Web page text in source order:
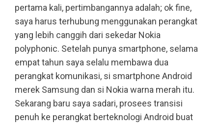
pertama kali, pertimbangannya adalah; ok fine,
saya harus terhubung menggunakan perangkat
yang lebih canggih dari sekedar Nokia
polyphonic. Setelah punya smartphone, selama
empat tahun saya selalu membawa dua
perangkat komunikasi, si smartphone Android
merek Samsung dan si Nokia warna merah itu.
Sekarang baru saya sadari, prosees transisi
penuh ke perangkat berteknologi Android buat